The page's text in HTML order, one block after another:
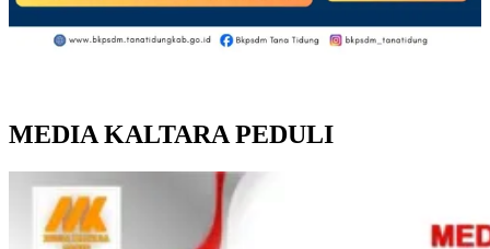
MEDIA KALTARA PEDULI